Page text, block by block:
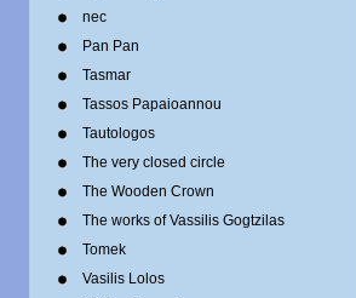
nec
Pan Pan
Tasmar
Tassos Papaioannou
Tautologos
The very closed circle
The Wooden Crown
The works of Vassilis Gogtzilas
Tomek
Vasilis Lolos